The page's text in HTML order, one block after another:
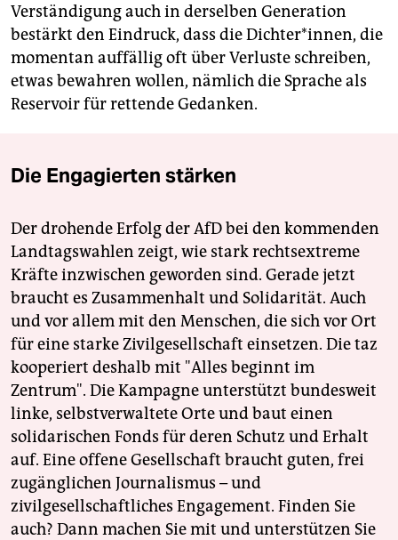
Verständigung auch in derselben Generation
bestärkt den Eindruck, dass die Dichter*innen, die
momentan auffällig oft über Verluste schrei­ben,
etwas bewahren wollen, nämlich die Sprache als
Reservoir für rettende Gedanken.
Die Engagierten stärken
Der drohende Erfolg der AfD bei den kommenden
Landtagswahlen zeigt, wie stark rechtsextreme
Kräfte inzwischen geworden sind. Gerade jetzt
braucht es Zusammenhalt und Solidarität. Auch
und vor allem mit den Menschen, die sich vor Ort
für eine starke Zivilgesellschaft einsetzen. Die taz
kooperiert deshalb mit "Alles beginnt im
Zentrum". Die Kampagne unterstützt bundesweit
linke, selbstverwaltete Orte und baut einen
solidarischen Fonds für deren Schutz und Erhalt
auf. Eine offene Gesellschaft braucht guten, frei
zugänglichen Journalismus – und
zivilgesellschaftliches Engagement. Finden Sie
auch? Dann machen Sie mit und unterstützen Sie